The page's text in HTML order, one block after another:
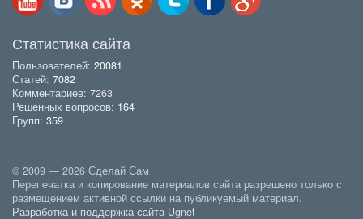
Статистика сайта
Пользователей: 20081
Статей: 7082
Комментариев: 7263
Решенных вопросов: 164
Групп: 359
© 2009 — 2026 Сделай Сам
Перепечатка и копирование материалов сайта разрешено только с
размещением активной ссылки на публикуемый материал.
Разработка и поддержка сайта Ugnet